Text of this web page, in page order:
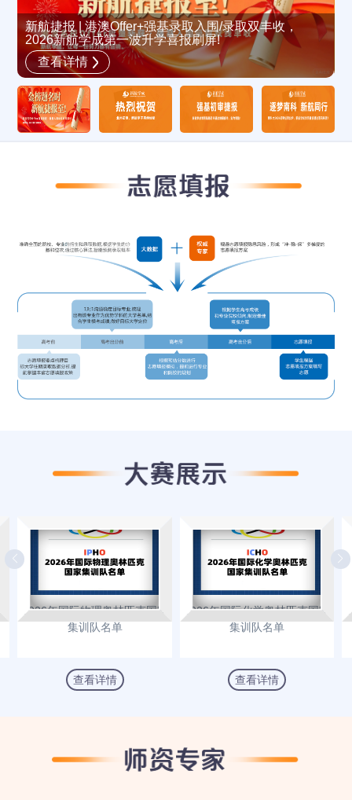
新航捷报 | 港澳Offer+强基录取入围/录取双丰收，
2026新航学成第一波升学喜报刷屏!
查看详情
2026年国际物理奥林匹克国家
集训队名单
查看详情
2026年国际化学奥林匹克国家
集训队名单
查看详情